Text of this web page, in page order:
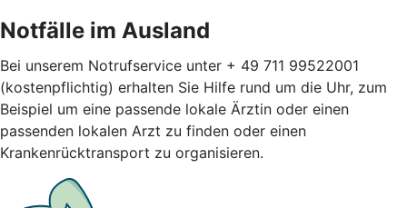
Notfälle im Ausland
Bei unserem Notrufservice unter + 49 711 99522001
(kostenpflichtig) erhalten Sie Hilfe rund um die Uhr, zum
Beispiel um eine passende lokale Ärztin oder einen
passenden lokalen Arzt zu finden oder einen
Krankenrücktransport zu organisieren.